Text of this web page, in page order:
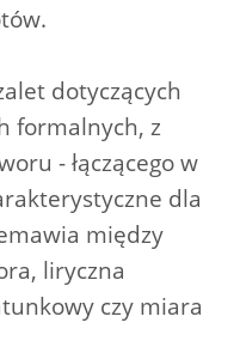
dotyczących
formalnych, z
- łączącego w
dla
między
liryczna
czy miara